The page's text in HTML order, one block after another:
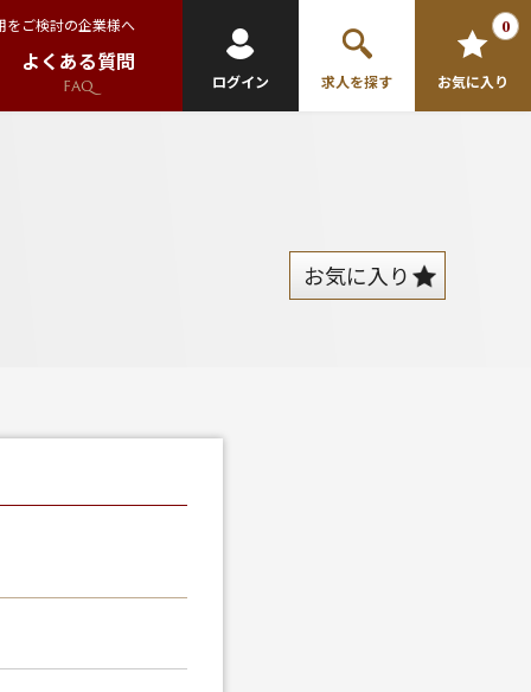
をご検討の企業様へ
よくある質問
FAQ ログイン 求人を探す お気に入り
0
お気に入り